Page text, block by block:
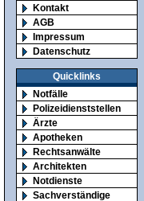
Kontakt
AGB
Impressum
Datenschutz
Quicklinks
Notfälle
Polizeidienststellen
Ärzte
Apotheken
Rechtsanwälte
Architekten
Notdienste
Sachverständige